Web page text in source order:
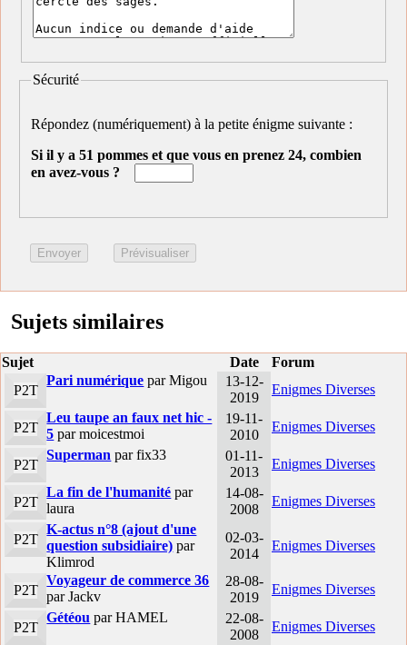
Sécurité
Répondez (numériquement) à la petite énigme suivante :
Si il y a 51 pommes et que vous en prenez 24, combien
en avez-vous ?
Sujets similaires
Sujet Date
Forum
P2T
Pari numérique par Migou
13-12-
2019
Enigmes Diverses
P2T
Leu taupe an faux net hic -
5 par moicestmoi
19-11-
2010
Enigmes Diverses
P2T
Superman par fix33
01-11-
2013
Enigmes Diverses
P2T
La fin de l'humanité par
laura
14-08-
2008
Enigmes Diverses
P2T
K-actus n°8 (ajout d'une
question subsidiaire) par
Klimrod
02-03-
2014
Enigmes Diverses
P2T
Voyageur de commerce 36
par Jackv
28-08-
2019
Enigmes Diverses
P2T
Gétéou par HAMEL
22-08-
2008
Enigmes Diverses